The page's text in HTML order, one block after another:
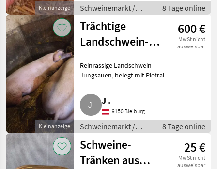
Kleinanzeige
Pietrain. Super Fl
Schweinemarkt /
Schweinemarkt
8 Tage online
Kleinanzeige
Trächtige
Landschwein-
600 €
MwSt nicht
ausweisbar
Reinrassige Landschwein-
Jungsauen, belegt mit Pietrain,
kontrolliert, Abferkeltermine
Sept./Okt., Zustellung möglich.
Schweinemarkt Schw
J .
9150 Bleiburg
Schweinemarkt /
Schweinemarkt
8 Tage online
Schweine-
Tränken aus
25 €
MwSt nicht
ausweisbar